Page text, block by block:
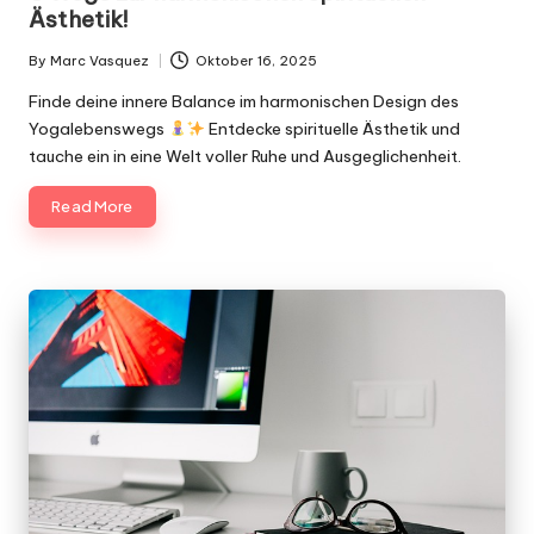
Ästhetik!
Posted
by
By Marc Vasquez Oktober 16, 2025
Finde deine innere Balance im harmonischen Design des
Yogalebenswegs
Entdecke spirituelle Ästhetik und
tauche ein in eine Welt voller Ruhe und Ausgeglichenheit.
Read More